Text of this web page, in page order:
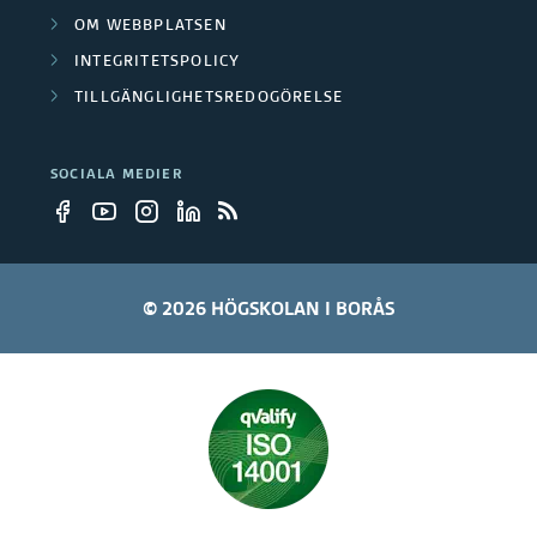
OM WEBBPLATSEN
INTEGRITETSPOLICY
TILLGÄNGLIGHETSREDOGÖRELSE
SOCIALA MEDIER
© 2026 HÖGSKOLAN I BORÅS